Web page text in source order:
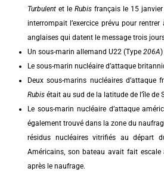
Turbulent et leRubis français le 15 janvier
interrompait l’exercice prévu pour
anglaises qui datent le message trois
Un sous-marin allemand U22 (Type 206A)
Le sous-marin nucléaire d’attaque
Deux sous-marins nucléaires d’attaque
Rubis était au sud de la latitude de l’île de
Le sous-marin nucléaire d’attaque
également trouvé dans la zone du
résidus nucléaires vitrifiés au départ
Américains, son bateau avait fait
après le naufrage.